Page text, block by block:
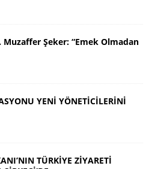
Muzaffer Şeker: “Emek Olmadan
YENİ YÖNETİCİLERİNİ
TÜRKİYE ZİYARETİ